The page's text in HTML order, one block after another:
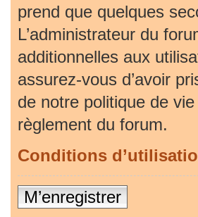
prend que quelques
L’administrateur du
additionnelles aux
assurez-vous d’avoir
de notre politique de
règlement du forum.
Conditions
M’enregistrer